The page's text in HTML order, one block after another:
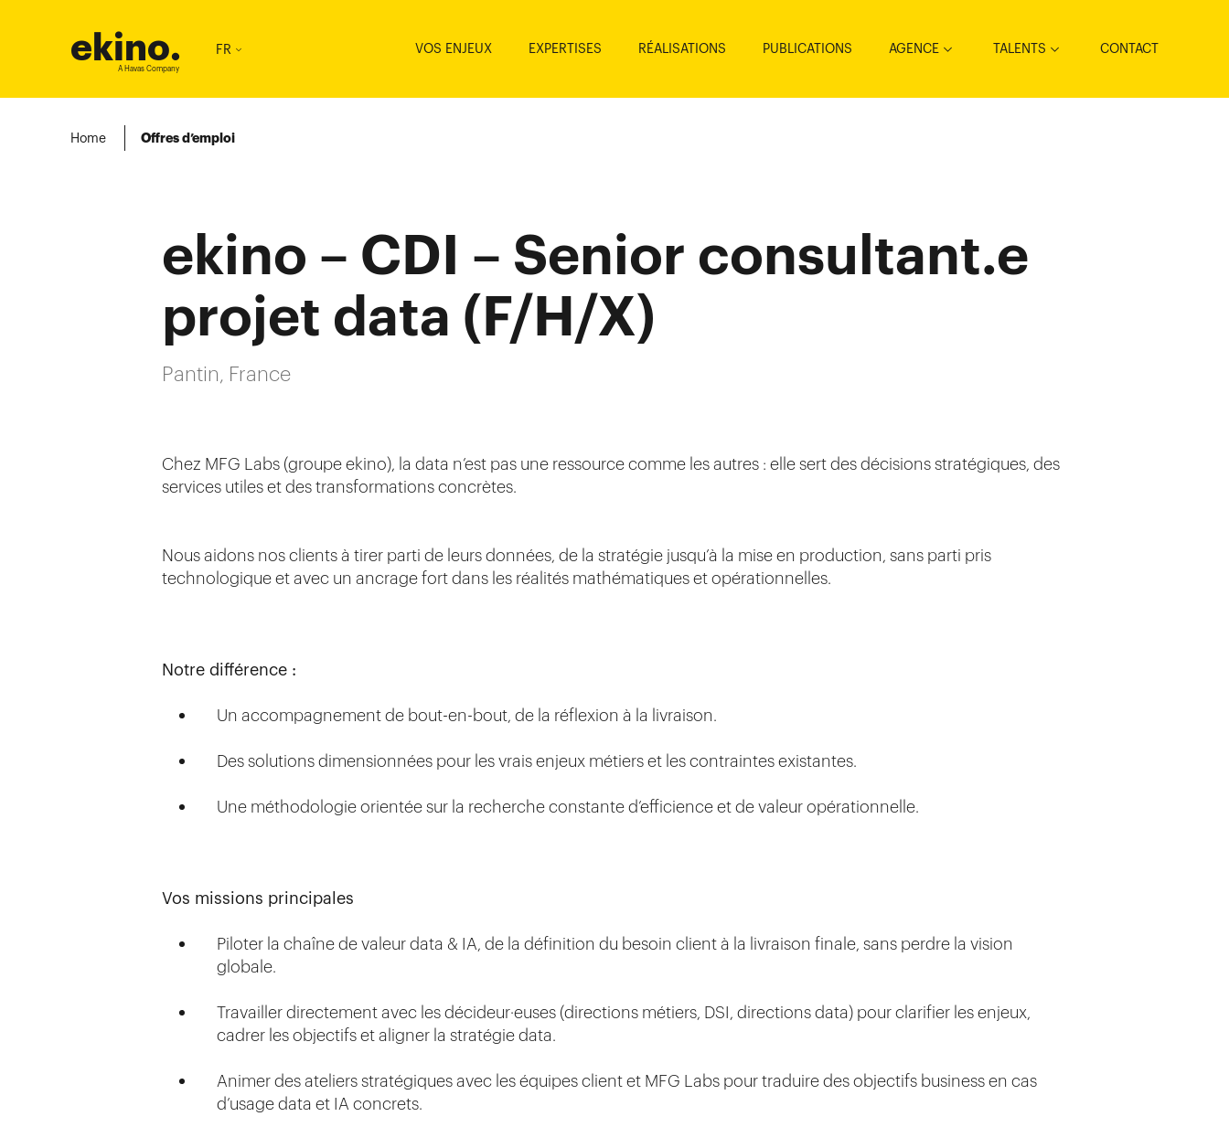
ekino.
A Havas Company
FR VOS ENJEUX EXPERTISES RÉALISATIONS PUBLICATIONS AGENCE TALENTS CONTACT
Home Offres d’emploi
ekino – CDI – Senior consultant.e
projet data (F/H/X)
Pantin, France
Chez MFG Labs (groupe ekino), la data n’est pas une ressource comme les autres : elle sert des décisions stratégiques, des
services utiles et des transformations concrètes.
Nous aidons nos clients à tirer parti de leurs données, de la stratégie jusqu’à la mise en production, sans parti pris
technologique et avec un ancrage fort dans les réalités mathématiques et opérationnelles.
Notre différence :
Un accompagnement de bout-en-bout, de la réflexion à la livraison.
Des solutions dimensionnées pour les vrais enjeux métiers et les contraintes existantes.
Une méthodologie orientée sur la recherche constante d’efficience et de valeur opérationnelle.
Vos missions principales
Piloter la chaîne de valeur data & IA, de la définition du besoin client à la livraison finale, sans perdre la vision
globale.
Travailler directement avec les décideur·euses (directions métiers, DSI, directions data) pour clarifier les enjeux,
cadrer les objectifs et aligner la stratégie data.
Animer des ateliers stratégiques avec les équipes client et MFG Labs pour traduire des objectifs business en cas
d’usage data et IA concrets.